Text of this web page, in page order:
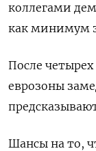
коллегами
как минимум
После
еврозоны
Шансы на то,